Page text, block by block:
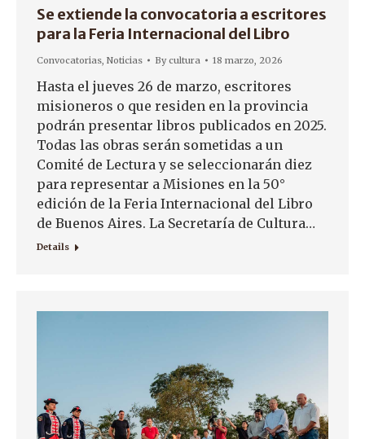
Se extiende la convocatoria a escritores
para la Feria Internacional del Libro
Convocatorias, Noticias Bycultura 18 marzo, 2026
Hasta el jueves 26 de marzo, escritores
misioneros o que residen en la provincia
podrán presentar libros publicados en 2025.
Todas las obras serán sometidas a un
Comité de Lectura y se seleccionarán diez
para representar a Misiones en la 50°
edición de la Feria Internacional del Libro
de Buenos Aires. La Secretaría de Cultura…
Details